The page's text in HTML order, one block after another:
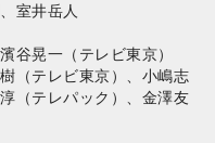
室井岳人
谷晃一（テレビ東京）
（テレビ東京）、小嶋志
（テレパック）、金澤友